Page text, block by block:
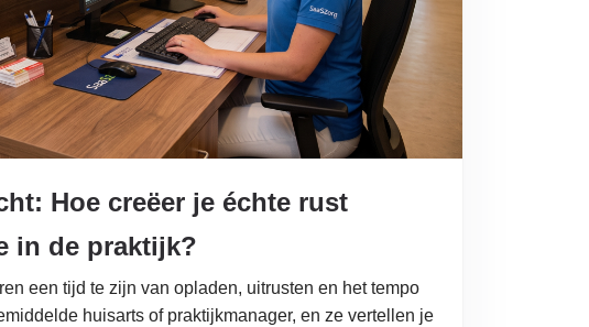
Hoe creëer je échte rust
in de praktijk?
een tijd te zijn van opladen, uitrusten en het tempo
huisarts of praktijkmanager, en ze vertellen je